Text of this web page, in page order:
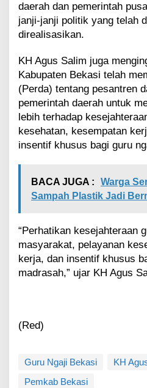
daerah dan pemerintah
janji-janji politik yang telah
direalisasikan.
KH Agus Salim juga
Kabupaten Bekasi telah
(Perda) tentang pesantren
pemerintah daerah untuk
lebih terhadap
kesehatan, kesempatan
insentif khusus bagi guru
BACA JUGA :
Warga
Sampah Plastik Jadi
“Perhatikan kesejahteraan
masyarakat, pelayanan
kerja, dan insentif khusus
madrasah,” ujar KH Agus
(Red)
Guru Ngaji Bekasi
KH
Pemkab Bekasi